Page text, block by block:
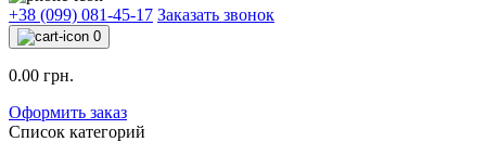
+38 (099) 081-45-17 Заказать звонок
0
0.00 грн.
Оформить заказ
Список категорий